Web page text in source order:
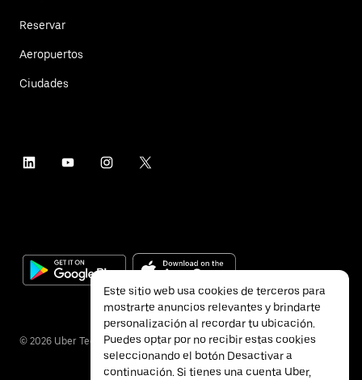
Reservar
Aeropuertos
Ciudades
© 2026 Uber Technologies Inc.
Este sitio web usa cookies de terceros para
mostrarte anuncios relevantes y brindarte
personalización al recordar tu ubicación.
Puedes optar por no recibir estas cookies
seleccionando el botón Desactivar a
continuación. Si tienes una cuenta Uber,